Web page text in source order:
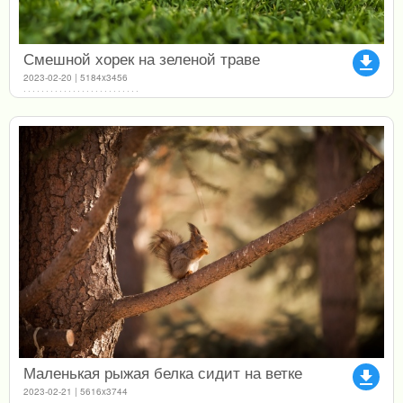
file_download
Смешной хорек на зеленой траве
2023-02-20 | 5184x3456
file_download
Маленькая рыжая белка сидит на ветке
2023-02-21 | 5616x3744